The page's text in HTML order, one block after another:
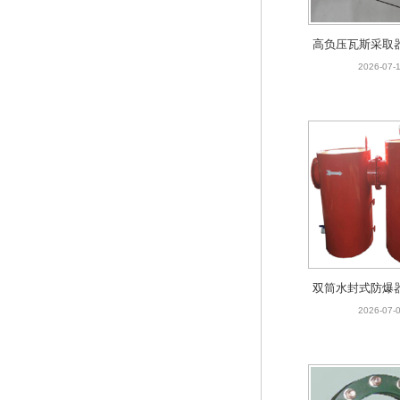
高负压瓦斯采取
牌厂，品质
2026-07-
双筒水封式防爆
年矿山
2026-07-